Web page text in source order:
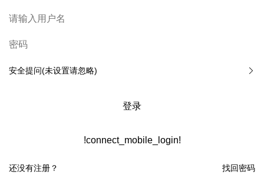
安全提问(未设置请忽略)
登录
!connect_mobile_login!
找回密码
还没有注册？